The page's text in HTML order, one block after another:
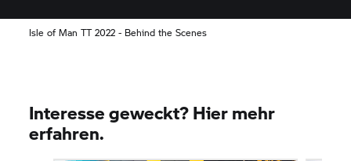
Isle of Man TT 2022 - Behind the Scenes
Interesse geweckt? Hier mehr
erfahren.